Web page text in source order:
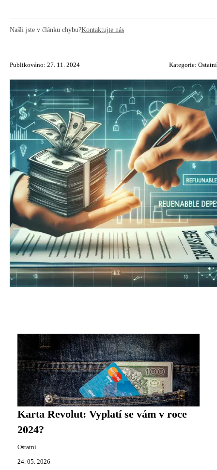
Našli jste v článku chybu?Kontaktujte nás
Publikováno: 27. 11. 2024 Kategorie: Ostatní
Karta Revolut: Vyplatí se vám v roce
2024?
Ostatní
24. 05. 2026